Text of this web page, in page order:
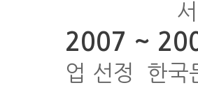
서울아티
2007 ~
업 선정 ­ 한국